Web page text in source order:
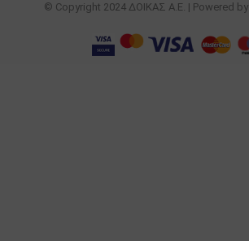
© Copyright 2024 ΔΟΙΚΑΣ Α.Ε. | Powered by